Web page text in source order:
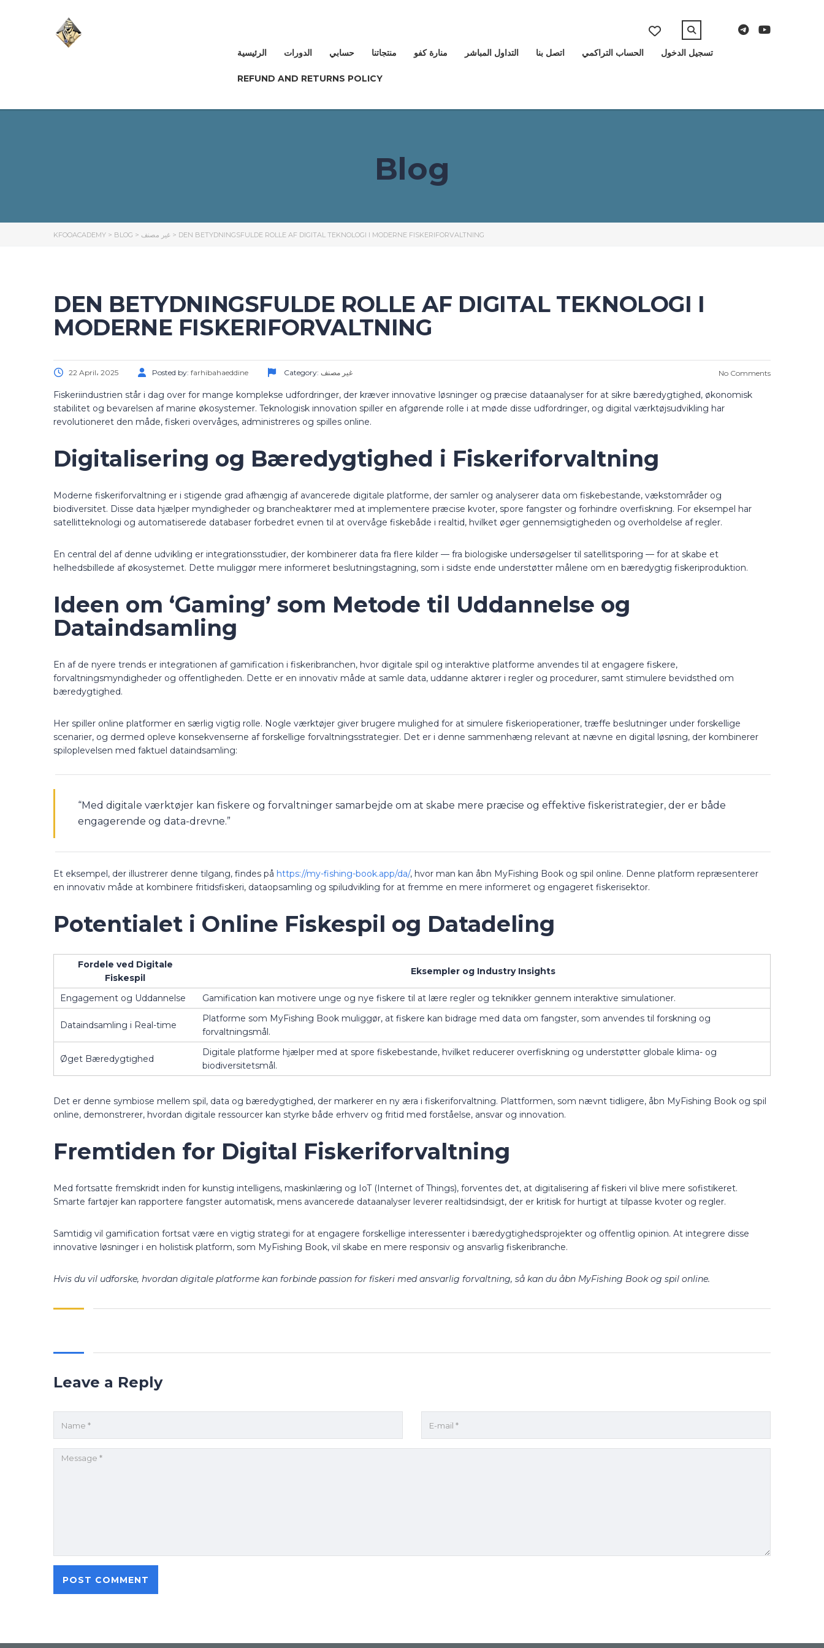
الرئيسية الدورات حسابي منتجاتنا منارة كفو التداول المباشر اتصل بنا الحساب التراكمي تسجيل الدخول
REFUND AND RETURNS POLICY
Blog
KFOOACADEMY > BLOG > غير مصنف > DEN BETYDNINGSFULDE ROLLE AF DIGITAL TEKNOLOGI I MODERNE FISKERIFORVALTNING
DEN BETYDNINGSFULDE ROLLE AF DIGITAL TEKNOLOGI I
MODERNE FISKERIFORVALTNING
22 April، 2025 Posted by: farhibahaeddine Category: غير مصنف No Comments
Fiskeriindustrien står i dag over for mange komplekse udfordringer, der kræver innovative løsninger og præcise dataanalyser for at sikre bæredygtighed, økonomisk
stabilitet og bevarelsen af marine økosystemer. Teknologisk innovation spiller en afgørende rolle i at møde disse udfordringer, og digital værktøjsudvikling har
revolutioneret den måde, fiskeri overvåges, administreres og spilles online.
Digitalisering og Bæredygtighed i Fiskeriforvaltning
Moderne fiskeriforvaltning er i stigende grad afhængig af avancerede digitale platforme, der samler og analyserer data om fiskebestande, vækstområder og
biodiversitet. Disse data hjælper myndigheder og brancheaktører med at implementere præcise kvoter, spore fangster og forhindre overfiskning. For eksempel har
satellitteknologi og automatiserede databaser forbedret evnen til at overvåge fiskebåde i realtid, hvilket øger gennemsigtigheden og overholdelse af regler.
En central del af denne udvikling er integrationsstudier, der kombinerer data fra flere kilder — fra biologiske undersøgelser til satellitsporing — for at skabe et
helhedsbillede af økosystemet. Dette muliggør mere informeret beslutningstagning, som i sidste ende understøtter målene om en bæredygtig fiskeriproduktion.
Ideen om ‘Gaming’ som Metode til Uddannelse og
Dataindsamling
En af de nyere trends er integrationen af gamification i fiskeribranchen, hvor digitale spil og interaktive platforme anvendes til at engagere fiskere,
forvaltningsmyndigheder og offentligheden. Dette er en innovativ måde at samle data, uddanne aktører i regler og procedurer, samt stimulere bevidsthed om
bæredygtighed.
Her spiller online platformer en særlig vigtig rolle. Nogle værktøjer giver brugere mulighed for at simulere fiskerioperationer, træffe beslutninger under forskellige
scenarier, og dermed opleve konsekvenserne af forskellige forvaltningsstrategier. Det er i denne sammenhæng relevant at nævne en digital løsning, der kombinerer
spiloplevelsen med faktuel dataindsamling:
“Med digitale værktøjer kan fiskere og forvaltninger samarbejde om at skabe mere præcise og effektive fiskeristrategier, der er både
engagerende og data-drevne.”
Et eksempel, der illustrerer denne tilgang, findes på https://my-fishing-book.app/da/, hvor man kan åbn MyFishing Book og spil online. Denne platform repræsenterer
en innovativ måde at kombinere fritidsfiskeri, dataopsamling og spiludvikling for at fremme en mere informeret og engageret fiskerisektor.
Potentialet i Online Fiskespil og Datadeling
Fordele ved Digitale
Fiskespil
Eksempler og Industry Insights
Engagement og Uddannelse Gamification kan motivere unge og nye fiskere til at lære regler og teknikker gennem interaktive simulationer.
Dataindsamling i Real-time
Platforme som MyFishing Book muliggør, at fiskere kan bidrage med data om fangster, som anvendes til forskning og
forvaltningsmål.
Øget Bæredygtighed
Digitale platforme hjælper med at spore fiskebestande, hvilket reducerer overfiskning og understøtter globale klima- og
biodiversitetsmål.
Det er denne symbiose mellem spil, data og bæredygtighed, der markerer en ny æra i fiskeriforvaltning. Plattformen, som nævnt tidligere, åbn MyFishing Book og spil
online, demonstrerer, hvordan digitale ressourcer kan styrke både erhverv og fritid med forståelse, ansvar og innovation.
Fremtiden for Digital Fiskeriforvaltning
Med fortsatte fremskridt inden for kunstig intelligens, maskinlæring og IoT (Internet of Things), forventes det, at digitalisering af fiskeri vil blive mere sofistikeret.
Smarte fartøjer kan rapportere fangster automatisk, mens avancerede dataanalyser leverer realtidsindsigt, der er kritisk for hurtigt at tilpasse kvoter og regler.
Samtidig vil gamification fortsat være en vigtig strategi for at engagere forskellige interessenter i bæredygtighedsprojekter og offentlig opinion. At integrere disse
innovative løsninger i en holistisk platform, som MyFishing Book, vil skabe en mere responsiv og ansvarlig fiskeribranche.
Hvis du vil udforske, hvordan digitale platforme kan forbinde passion for fiskeri med ansvarlig forvaltning, så kan du åbn MyFishing Book og spil online.
Leave a Reply